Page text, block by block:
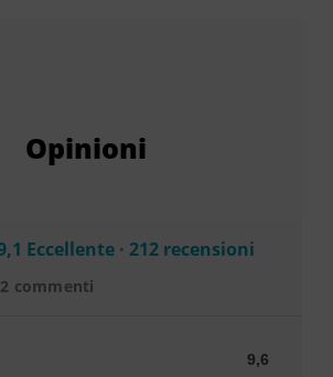
Opinioni
Eccellente · 212 recensioni
commenti
9,6